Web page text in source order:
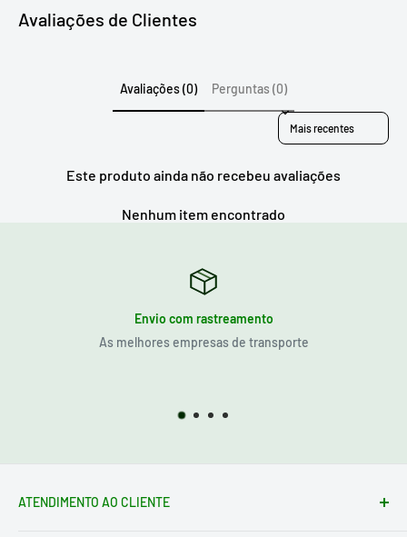
Avaliações de Clientes
Avaliações (0) Perguntas (0)
Sort reviews by
Este produto ainda não recebeu avaliações
Nenhum item encontrado
Envio com rastreamento
As melhores empresas de transporte
ATENDIMENTO AO CLIENTE